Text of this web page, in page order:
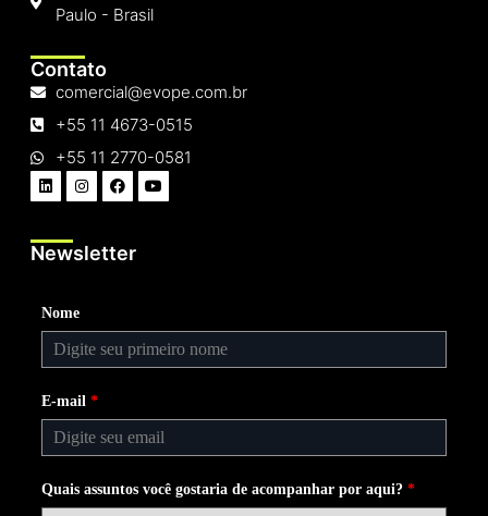
Paulo - Brasil
Contato
comercial@evope.com.br
+55 11 4673-0515
+55 11 2770-0581
Newsletter
Nome
E-mail *
Quais assuntos você gostaria de acompanhar por aqui? *